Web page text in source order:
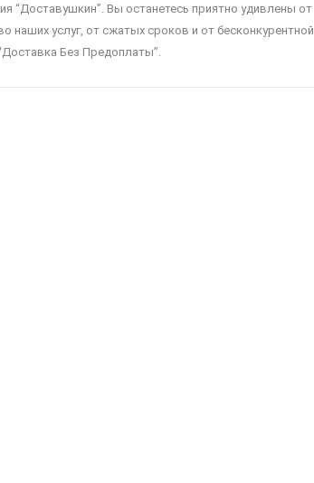
“Доставушкин”. Вы останетесь приятно удивлены от
наших услуг, от сжатых сроков и от бесконкурентной
Без Предоплаты”.